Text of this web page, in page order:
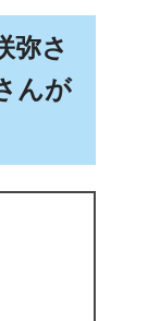
弥さ
んが